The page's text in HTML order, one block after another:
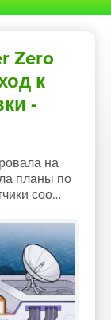
Zero
к
-
на
планы по
соо…